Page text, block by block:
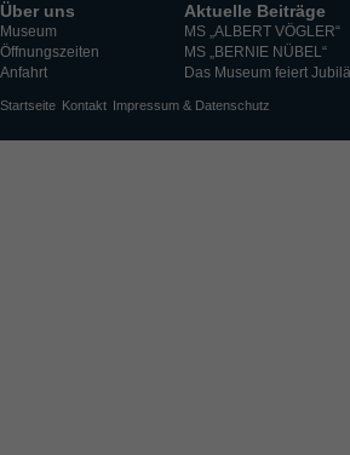
Über uns
Museum
Öffnungszeiten
Anfahrt
Aktuelle Beiträge
MS „ALBERT VÖGLER“
MS „BERNIE NÜBEL“
Das Museum feiert
Startseite Kontakt Impressum & Datenschutz